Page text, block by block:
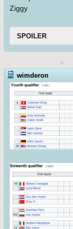
Ziggy
SPOILER
wimderon